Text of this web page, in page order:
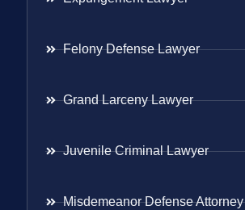
Felony Defense Lawyer
Grand Larceny Lawyer
Juvenile Criminal Lawyer
Misdemeanor Defense Attorney